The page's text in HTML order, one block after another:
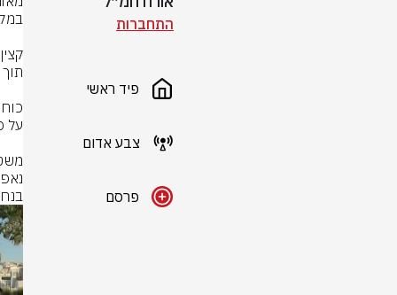
התחברות
פיד ראשי
צבע אדום
פרסם